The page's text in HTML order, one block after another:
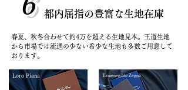
都内屈指の豊富な生地在庫
春夏、秋冬合わせて約4万を超える生地見本。王道生地
から市場では流通の少ない希少な生地も多数ご用意して
おります。
Loro Piana Ermenegildo Zegna